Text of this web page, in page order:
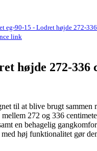
eg-90-15 - Lodret højde 272-
link
højde 272-336
at blive brugt sammen
272 og 336
en behagelig
høj funktionalitet gør